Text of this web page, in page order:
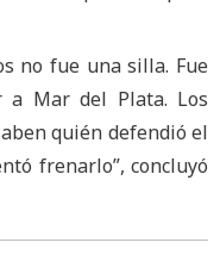
no fue una silla. Fue
a Mar del Plata. Los
quién defendió el
frenarlo”, concluyó